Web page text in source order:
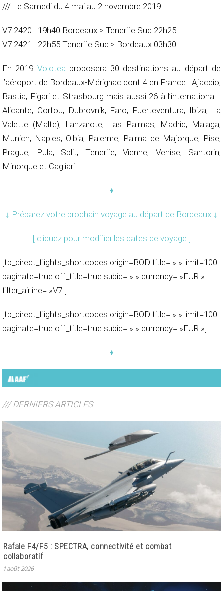
/// Le Samedi du 4 mai au 2 novembre 2019
V7 2420 : 19h40 Bordeaux > Tenerife Sud 22h25
V7 2421 : 22h55 Tenerife Sud > Bordeaux 03h30
En 2019 Volotea proposera 30 destinations au départ de
l’aéroport de Bordeaux-Mérignac dont 4 en France : Ajaccio,
Bastia, Figari et Strasbourg mais aussi 26 à l’international :
Alicante, Corfou, Dubrovnik, Faro, Fuerteventura, Ibiza, La
Valette (Malte), Lanzarote, Las Palmas, Madrid, Malaga,
Munich, Naples, Olbia, Palerme, Palma de Majorque, Pise,
Prague, Pula, Split, Tenerife, Vienne, Venise, Santorin,
Minorque et Cagliari.
—♦—
↓ Préparez votre prochain voyage au départ de Bordeaux ↓
[ cliquez pour modifier les dates de voyage ]
[tp_direct_flights_shortcodes origin=BOD title= » » limit=100
paginate=true off_title=true subid= » » currency= »EUR »
filter_airline= »V7″]
[tp_direct_flights_shortcodes origin=BOD title= » » limit=100
paginate=true off_title=true subid= » » currency= »EUR »]
—♦—
/// DERNIERS ARTICLES
Rafale F4/F5 : SPECTRA, connectivité et combat
collaboratif
1 août 2026